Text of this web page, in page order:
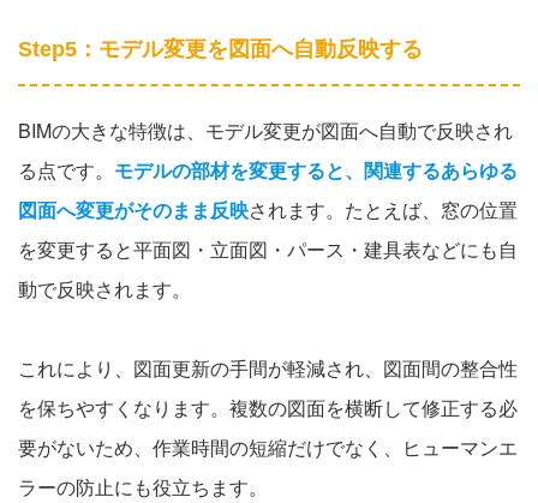
Step5：モデル変更を図面へ自動反映する
BIMの大きな特徴は、モデル変更が図面へ自動で反映され
る点です。 モデルの部材を変更すると、関連するあらゆる
図面へ変更がそのまま反映されます。たとえば、窓の位置
を変更すると平面図・立面図・パース・建具表などにも自
動で反映されます。
これにより、図面更新の手間が軽減され、図面間の整合性
を保ちやすくなります。複数の図面を横断して修正する必
要がないため、作業時間の短縮だけでなく、ヒューマンエ
ラーの防止にも役立ちます。